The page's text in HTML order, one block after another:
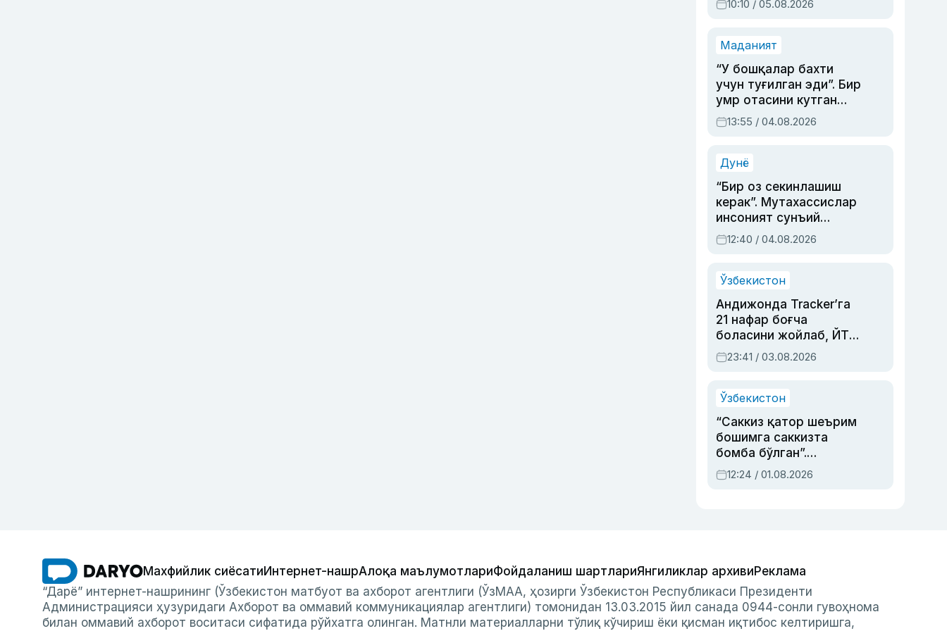
10:10 / 05.08.2026
Маданият
“У бошқалар бахти
учун туғилган эди”. Бир
умр отасини кутган
актриса ва дубльяж
устаси Римма
синовларга тўла ҳаёти
13:55 / 04.08.2026
Дунё
“Бир оз секинлашиш
керак”. Мутахассислар
инсоният сунъий
интеллектни бошқара
олмай қолишидан
12:40 / 04.08.2026
Ўзбекистон
Андижонда Tracker’га
21 нафар боғча
боласини жойлаб, ЙТҲ
содир этган аёлга суд
ҳукми ўқилди
23:41 / 03.08.2026
Ўзбекистон
“Саккиз қатор шеърим
бошимга саккизта
бомба бўлган”.
Абдулла Ориповни
сиёсий айбловлардан
12:24 / 01.08.2026
Махфийлик сиёсатиИнтернет-нашрАлоқа маълумотлариФойдаланиш шартлариЯнгиликлар архивиРеклама
“Дарё” интернет-нашрининг (Ўзбекистон матбуот ва ахборот агентлиги (ЎзМАА, ҳозирги Ўзбекистон Республикаси Президенти
Администрацияси ҳузуридаги Ахборот ва оммавий коммуникациялар агентлиги) томонидан 13.03.2015 йил санада 0944-сонли гувоҳнома
билан оммавий ахборот воситаси сифатида рўйхатга олинган. Матнли материалларни тўлиқ кўчириш ёки қисман иқтибос келтиришга,